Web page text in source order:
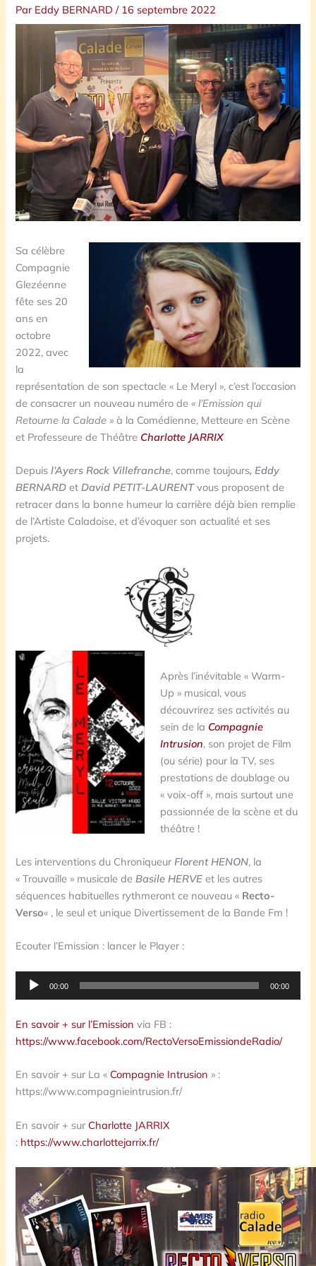
Par Eddy BERNARD/ 16 septembre 2022
Sa célèbre
Compagnie
Glezéenne
fête ses 20
ans en
octobre
2022, avec
la
représentation de son spectacle « Le Meryl », c’est l’occasion
de consacrer un nouveau numéro de« l’Emission qui
Retourne la Calade » à la Comédienne, Metteure en Scène
et Professeure de Théâtre Charlotte JARRIX
Depuisl’Ayers Rock Villefranche, comme toujours, Eddy
BERNARD etDavid PETIT-LAURENTvous proposent de
retracer dans la bonne humeur la carrière déjà bien remplie
de l’Artiste Caladoise, et d’évoquer son actualité et ses
projets.
Après l’inévitable « Warm-
Up » musical, vous
découvrirez ses activités au
sein de la Compagnie
Intrusion, son projet de Film
(ou série) pour la TV, ses
prestations de doublage ou
« voix-off », mais surtout une
passionnée de la scène et du
théâtre !
Les interventions du ChroniqueurFlorent HENON, la
« Trouvaille » musicale deBasile HERVEet les autres
séquences habituelles rythmeront ce nouveau « Recto-
Verso« , le seul et unique Divertissement de la Bande Fm !
Ecouter l’Emission : lancer le Player :
Lecteur
00:00 00:00
En savoir + sur l’Emission via FB :
https://www.facebook.com/RectoVersoEmissiondeRadio/
En savoir + sur La « Compagnie Intrusion » :
https://www.compagnieintrusion.fr/
En savoir + sur Charlotte JARRIX
: https://www.charlottejarrix.fr/